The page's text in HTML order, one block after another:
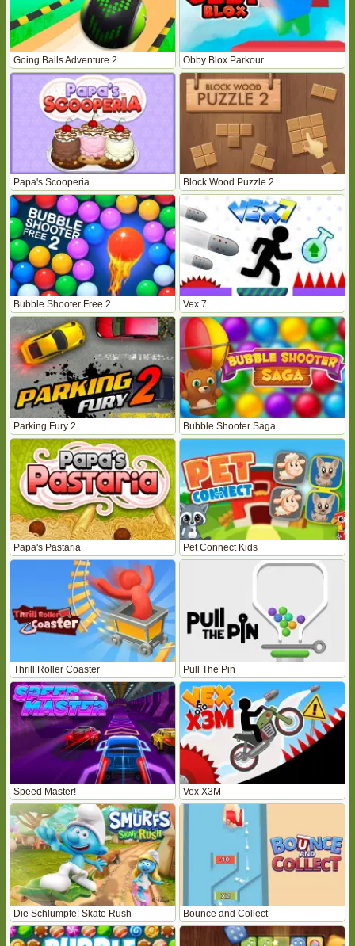
Going Balls Adventure 2 Obby Blox Parkour
Papa's Scooperia Block Wood Puzzle 2
Bubble Shooter Free 2 Vex 7
Parking Fury 2 Bubble Shooter Saga
Papa's Pastaria Pet Connect Kids
Thrill Roller Coaster Pull The Pin
Speed Master! Vex X3M
Die Schlümpfe: Skate Rush Bounce and Collect